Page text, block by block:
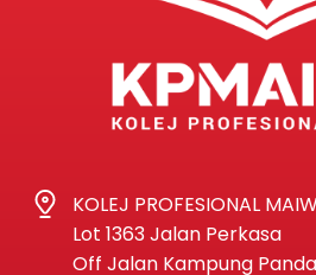
KOLEJ PROFESIONAL
Lot 1363 Jalan Perkasa
Off Jalan Kampung